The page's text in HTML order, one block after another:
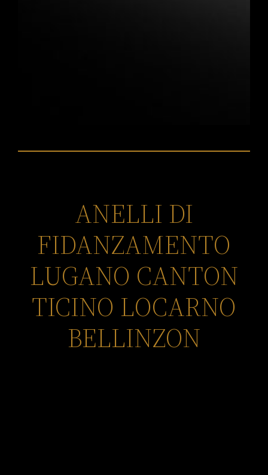
ANELLI DI
FIDANZAMENTO
LUGANO CANTON
TICINO LOCARNO
BELLINZON